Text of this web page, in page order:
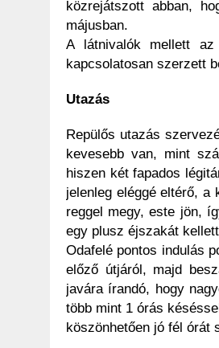
közrejátszott abban,
májusban.
A látnivalók mellett az
kapcsolatosan szerzett
Utazás
Repülős utazás
kevesebb van, mint
hiszen két fapados
jelenleg eléggé eltérő, a
reggel megy, este jön,
egy plusz éjszakát
Odafelé pontos indulás
előző útjáról, majd
javára írandó, hogy
több mint 1 órás
köszönhetően jó fél órát